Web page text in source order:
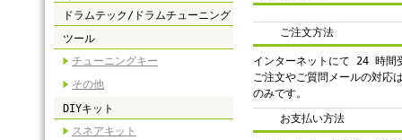
ドラムテック/ドラムチューニング
ツール
チューニングキー
その他
DIYキット
スネアキット
ご注文方法
インターネットにて 24 時間
ご注文やご質問メールの対応
のみです。
お支払い方法